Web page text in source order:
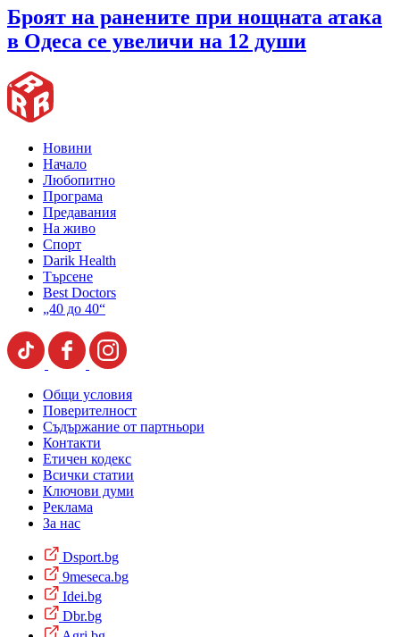
Броят на ранените при нощната атака
в Одеса се увеличи на 12 души
Новини
Начало
Любопитно
Програма
Предавания
На живо
Спорт
Darik Health
Търсене
Best Doctors
„40 до 40“
Общи условия
Поверителност
Съдържание от партньори
Контакти
Етичен кодекс
Всички статии
Ключови думи
Реклама
За нас
Dsport.bg
9meseca.bg
Idei.bg
Dbr.bg